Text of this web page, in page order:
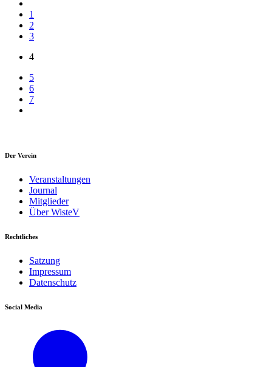
1
2
3
4
5
6
7
Der Verein
Veranstaltungen
Journal
Mitglieder
Über WisteV
Rechtliches
Satzung
Impressum
Datenschutz
Social Media